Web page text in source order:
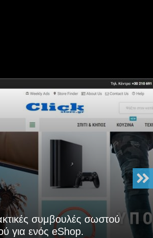
συμβουλές σωστού
για ενός eShop.